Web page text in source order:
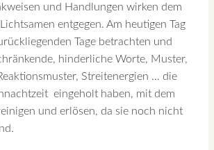
und Handlungen wirken dem
entgegen. Am heutigen Tag
Tage betrachten und
hinderliche Worte, Muster,
Streitenergien … die
eingeholt haben, mit dem
und erlösen, da sie noch nicht